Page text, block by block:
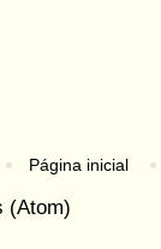
Página inicial
(Atom)